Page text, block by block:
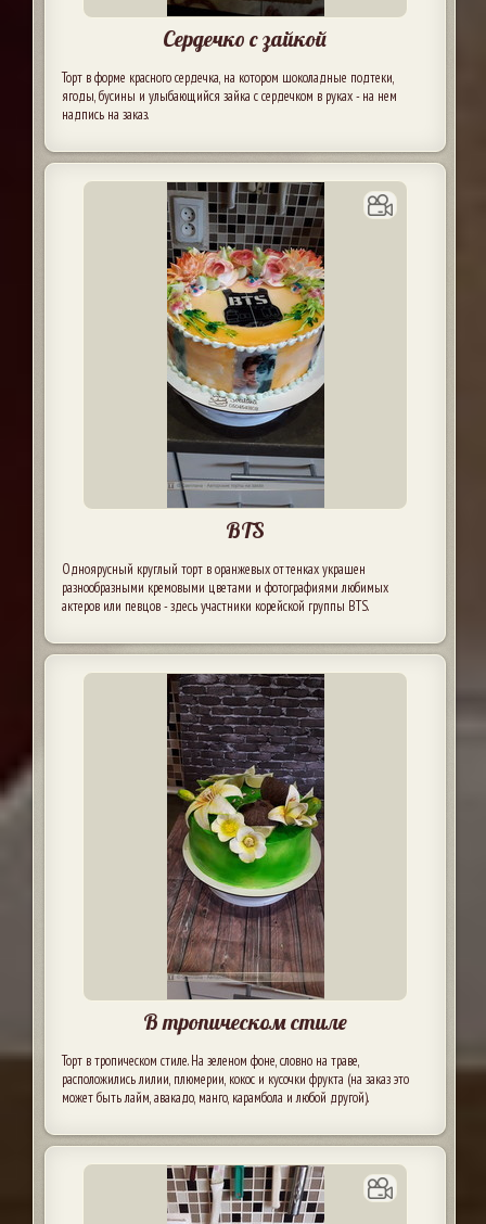
Сердечко с зайкой
Торт в форме красного сердечка, на котором шоколадные подтеки,
ягоды, бусины и улыбающийся зайка с сердечком в руках - на нем
надпись на заказ.
BTS
Одноярусный круглый торт в оранжевых оттенках украшен
разнообразными кремовыми цветами и фотографиями любимых
актеров или певцов - здесь участники корейской группы BTS.
В тропическом стиле
Торт в тропическом стиле. На зеленом фоне, словно на траве,
расположились лилии, плюмерии, кокос и кусочки фрукта (на заказ это
может быть лайм, авакадо, манго, карамбола и любой другой).